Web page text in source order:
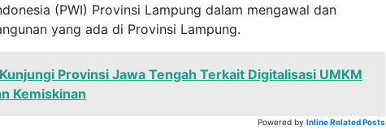
(PWI) Provinsi Lampung dalam mengawal dan
yang ada di Provinsi Lampung.
Provinsi Jawa Tengah Terkait Digitalisasi UMKM
Kemiskinan
Powered by Inline Related Posts